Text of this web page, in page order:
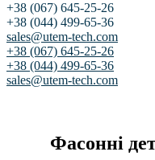
+38 (067) 645-25-26
+38 (044) 499-65-36
sales@utem-tech.com
+38 (067) 645-25-26
+38 (044) 499-65-36
sales@utem-tech.com
Фасонні